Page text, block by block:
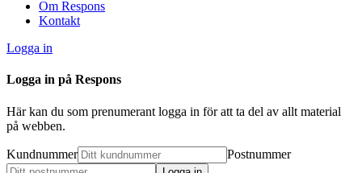
Om Respons
Kontakt
Logga in
Logga in på Respons
Här kan du som prenumerant logga in för att ta del av allt material
på webben.
Kundnummer Postnummer